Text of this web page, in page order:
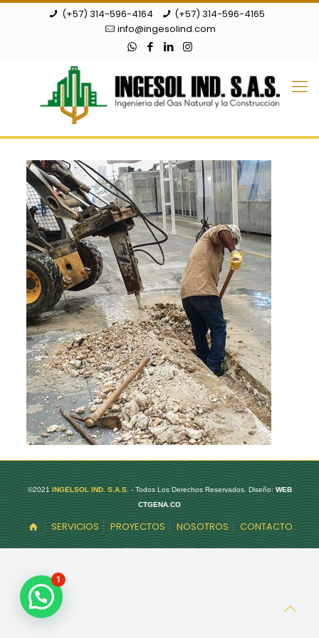
(+57) 314-596-4164
(+57) 314-596-4165
info@ingesolind.com
©2021 INGELSOL IND. S.A.S. - Todos Los Derechos Reservados. Diseño: WEB
CTGENA.CO
SERVICIOS PROYECTOS NOSOTROS CONTACTO
1